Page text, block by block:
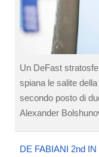
Un DeFast
spiana le salite
secondo posto di
Alexander
DE FABIANI 2nd